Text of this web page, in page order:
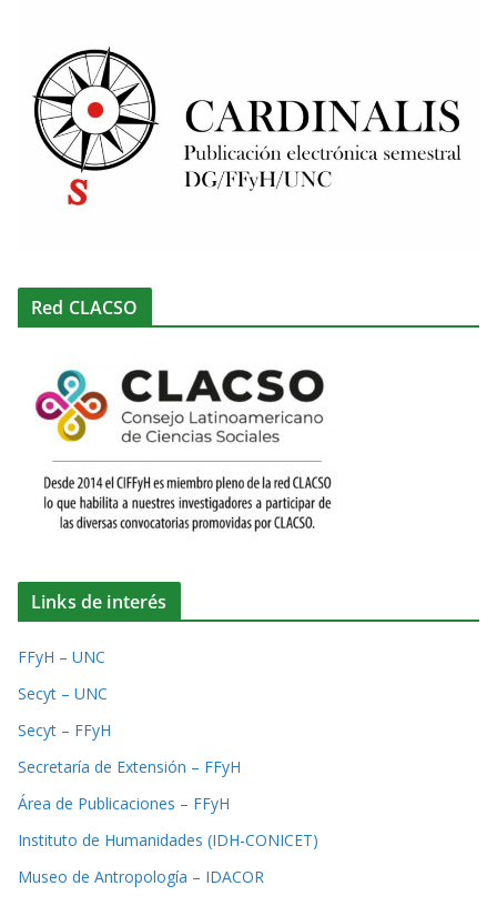
Red CLACSO
Links de interés
FFyH – UNC
Secyt – UNC
Secyt – FFyH
Secretaría de Extensión – FFyH
Área de Publicaciones – FFyH
Instituto de Humanidades (IDH-CONICET)
Museo de Antropología – IDACOR